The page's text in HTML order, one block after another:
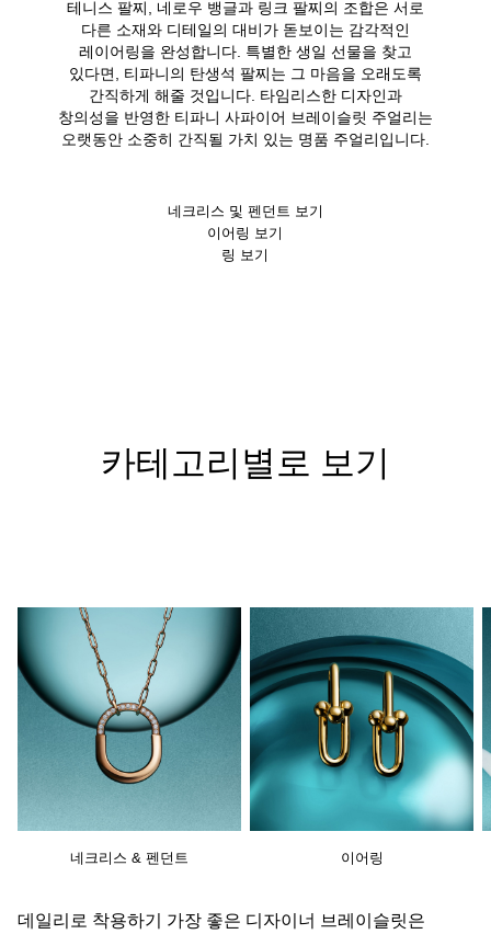
테니스 팔찌, 네로우 뱅글과 링크 팔찌의 조합은 서로
다른 소재와 디테일의 대비가 돋보이는 감각적인
레이어링을 완성합니다. 특별한 생일 선물을 찾고
있다면, 티파니의 탄생석 팔찌는 그 마음을 오래도록
간직하게 해줄 것입니다. 타임리스한 디자인과
창의성을 반영한 티파니 사파이어 브레이슬릿 주얼리는
오랫동안 소중히 간직될 가치 있는 명품 주얼리입니다.
네크리스 및 펜던트 보기
이어링 보기
링 보기
카테고리별로 보기
네크리스 & 펜던트 이어링
데일리로 착용하기 가장 좋은 디자이너 브레이슬릿은